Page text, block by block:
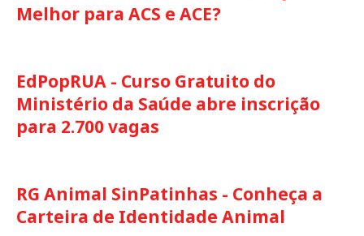
Melhor para ACS e ACE?
EdPopRUA - Curso Gratuito do
Ministério da Saúde abre inscrição
para 2.700 vagas
RG Animal SinPatinhas - Conheça a
Carteira de Identidade Animal